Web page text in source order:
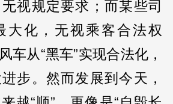
视规定要求；而某些司
大化，无视乘客合法权
车从“黑车”实现合法化，
步。然而发展到今天，